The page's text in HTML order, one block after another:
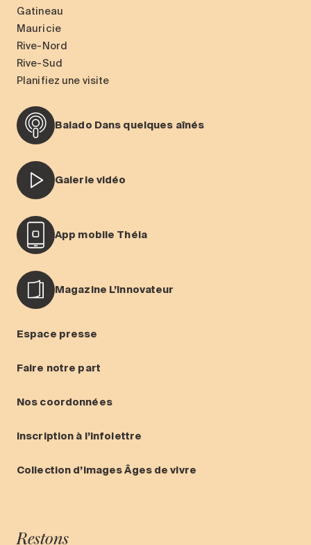
Gatineau
Mauricie
Rive-Nord
Rive-Sud
Planifiez une visite
Balado Dans quelques aînés
Galerie vidéo
App mobile Théia
Magazine L’Innovateur
Espace presse
Faire notre part
Nos coordonnées
Inscription à l’infolettre
Collection d’images Âges de vivre
Restons